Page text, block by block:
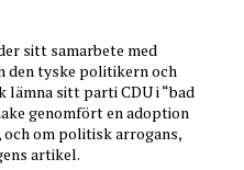
sitt samarbete med
den tyske politikern och
lämna sitt parti CDU i “bad
genomfört en adoption
om politisk arrogans,
artikel.